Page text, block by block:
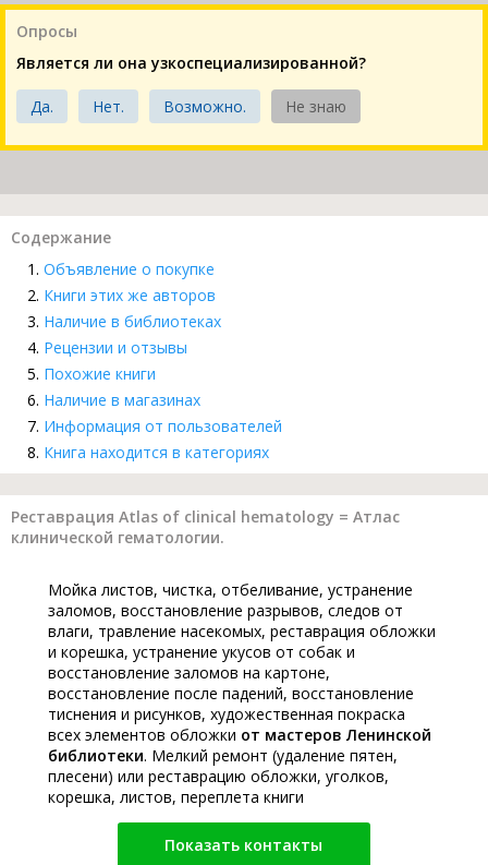
Опросы
Является ли она узкоспециализированной?
Да. Нет. Возможно. Не знаю
Содержание
Объявление о покупке
Книги этих же авторов
Наличие в библиотеках
Рецензии и отзывы
Похожие книги
Наличие в магазинах
Информация от пользователей
Книга находится в категориях
Реставрация Atlas of clinical hematology = Атлас
клинической гематологии.
Мойка листов, чистка, отбеливание, устранение
заломов, восстановление разрывов, следов от
влаги, травление насекомых, реставрация обложки
и корешка, устранение укусов от собак и
восстановление заломов на картоне,
восстановление после падений, восстановление
тиснения и рисунков, художественная покраска
всех элементов обложки от мастеров Ленинской
библиотеки. Мелкий ремонт (удаление пятен,
плесени) или реставрацию обложки, уголков,
корешка, листов, переплета книги
Показать контакты